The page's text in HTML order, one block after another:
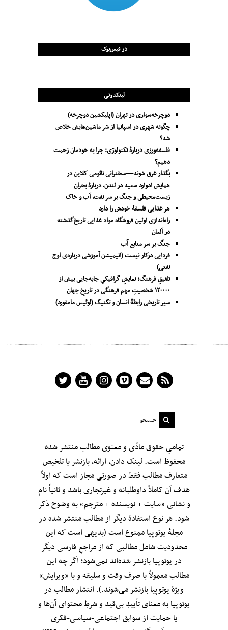
در فیس‌بوک
لینکدونی
دوچرخه‌سواری در تهران (اپلیکشین دوچرخه)
چگونه شهری در اسپانیا از شر ماشین‌هایش خلاص
شد؟
فلسفه‌ورزی دربارهٔ تکنولوژی: چرا به خودمان زحمت
دهیم؟
بگذار غرق شوند—سخنرانی نائومی کلاین در
همایش ادوارد سعید در لندن، دربارۀ بحران
زیست‌محیطی و جنگ بر سر نفت، آب و خاک
هر غذایی فلسفۀ خودش را دارد
راه‌اندازی اولین فروشگاه مواد غذایی تاریخ‌گذشته
در آلمان
جنگ بر سر منابع آب
فردایی درکار نیست (انیمیشن آموزشی درباره‌ی اوج
نفتی)
تلفیقِ فرهنگ: نمایشِ گرافیکیِ جا‌به‌جایی بیش از
۱۲۰۰۰۰ شخصیتِ مهم فرهنگی در تاریخِ جهان
سیر تاریخی رابطۀ انسان و تکنیک (لوئیس مامفورد)
تمامیِ حقوق مادّی و معنوی مطالب منتشر شده
محفوظ است. لینک دادن، ارائه، بازنشر یا تلخیص
متعارف مطالب فقط در صورتی مجاز است که اولاً
هدف آن کاملاً داوطلبانه و غیرتجاری باشد و ثانیاً نام
و نشانی «سایت + نویسنده + مترجم» به وضوح ذکر
شود. هر نوع استفادهٔ دیگر از مطالب منتشر شده در
مجلهٔ یوتوپیا ممنوع است (بدیهی است که این
محدودیت شامل مطالبی که از مراجعِ فارسی دیگر
در یوتوپیا بازنشر شده‌اند نمی‌شود؛ اگر چه این
مطالب معمولاً با صرف وقت و سلیقه و با «ویرایش»
ویژهٔ یوتوپیا بازنشر می‌شوند.). انتشار مطالب در
یوتوپیا به معنای تأییدِ بی‌قید‌ و شرطِ محتوای آن‌ها و
یا حمایت از سوابق اجتماعی-سیاسی-فکری